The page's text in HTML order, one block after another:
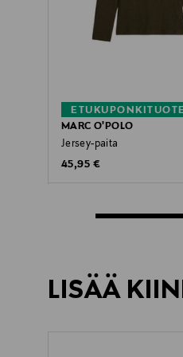
MARC O'POLO
Jersey-paita
Original Price
45,95 €
LISÄÄ